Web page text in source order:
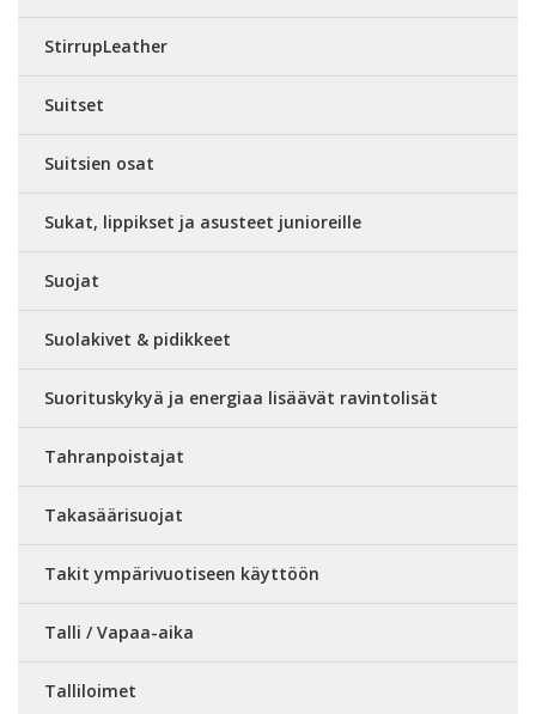
StirrupLeather
Suitset
Suitsien osat
Sukat, lippikset ja asusteet junioreille
Suojat
Suolakivet & pidikkeet
Suorituskykyä ja energiaa lisäävät ravintolisät
Tahranpoistajat
Takasäärisuojat
Takit ympärivuotiseen käyttöön
Talli / Vapaa-aika
Talliloimet